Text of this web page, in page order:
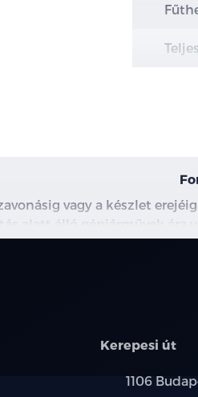
Első
vagy a készlet
alatt álló gépjárművek ára
részleteiről, kérjük,
Kerepesi út
Település:
1106